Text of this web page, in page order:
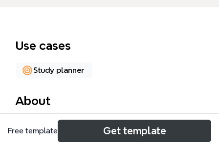
Use cases
Study planner
About
Еженедельный отчет mind map — это
структурированный инструмент для
Free template Get template